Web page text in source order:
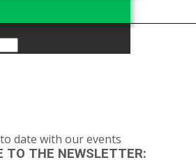
date with our events
TO THE NEWSLETTER: